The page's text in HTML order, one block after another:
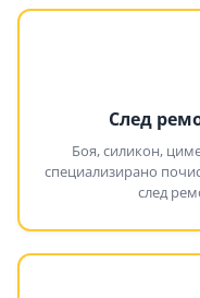
След
Боя, силикон,
специализирано
след